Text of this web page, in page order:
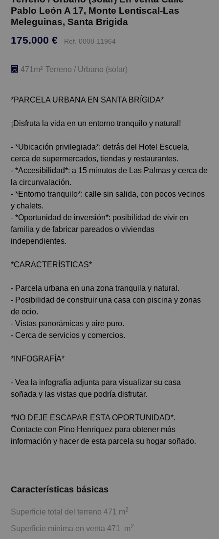
Pablo León A 17, Monte Lentiscal-Las
Meleguinas, Santa Brigida
175.000 € Ref. 0008-11964
471m² Terreno / Urbano (solar)
*PARCELA URBANA EN SANTA BRÍGIDA*
¡Disfruta la vida en un entorno tranquilo y natural!
- *Ubicación privilegiada*: detrás del Hotel Escuela,
cerca de supermercados, tiendas y restaurantes.
- *Accesibilidad*: a 15 minutos de Las Palmas y cerca de
la circunvalación.
- *Entorno tranquilo*: calle sin salida, con pocos vecinos
y chalets.
- *Oportunidad de inversión*: posibilidad de vivir en
familia y de fabricar pareados o viviendas
independientes.
*CARACTERÍSTICAS*
- Parcela urbana en una zona tranquila y natural.
- Posibilidad de construir una casa con piscina y zonas
de ocio.
- Vistas panorámicas y aire puro.
- Cerca de servicios y comercios.
*INFOGRAFÍA*
- Vea la infografía adjunta para visualizar su casa
soñada y las vistas que podría disfrutar.
*NO DEJE ESCAPAR ESTA OPORTUNIDAD*.
Contacte con Pino Henríquez para obtener más
información y hacer de esta parcela su hogar soñado.
Características básicas
Superficie total del terreno 471 m2
Superficie mínima en venta 471 m2